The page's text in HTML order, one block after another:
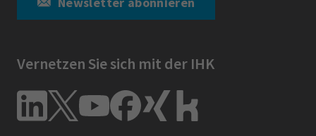
(Hinweis: Kanadische Ausführer
Die wesentlichen Elemente des CETA-
Ursprungsprotokolls wurden in dem
Vernetzen Sie sich mit der IHK